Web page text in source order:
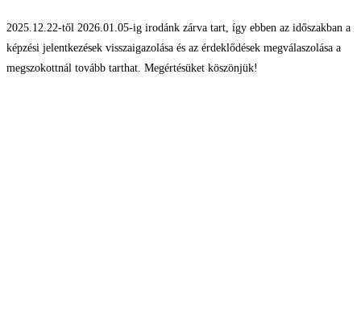
2025.12.22-től 2026.01.05-ig irodánk zárva tart, így ebben az időszakban a
képzési jelentkezések visszaigazolása és az érdeklődések megválaszolása a
megszokottnál tovább tarthat. Megértésüket köszönjük!